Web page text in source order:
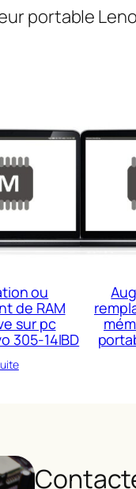
portable
ou
de RAM
sur pc
305-14IBD